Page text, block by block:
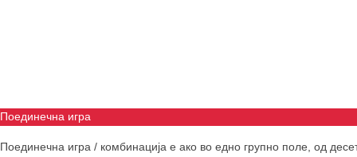
Поединечна игра
Поединечна игра / комбинација е ако во едно групно поле, од